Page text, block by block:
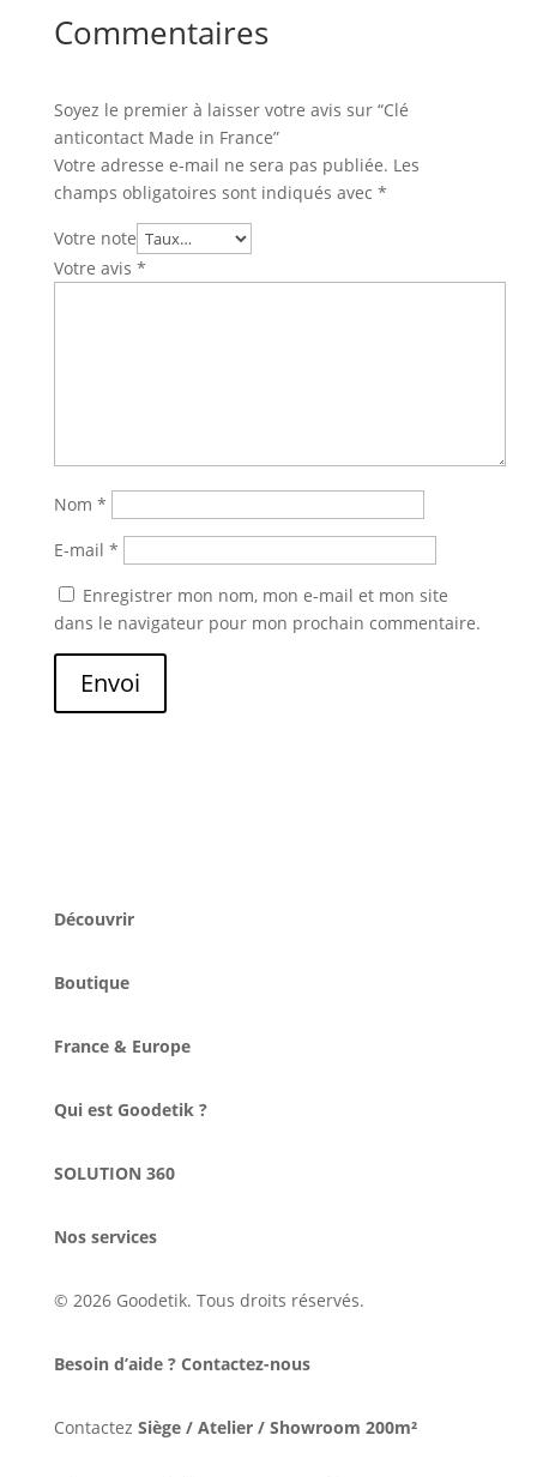
Commentaires
Soyez le premier à laisser votre avis sur “Clé
anticontact Made in France”
Votre adresse e-mail ne sera pas publiée. Les
champs obligatoires sont indiqués avec *
Votre note
Votre avis *
Nom *
E-mail *
Enregistrer mon nom, mon e-mail et mon site
dans le navigateur pour mon prochain commentaire.
Envoi
Découvrir
Boutique
France & Europe
Qui est Goodetik ?
SOLUTION 360
Nos services
© 2026 Goodetik. Tous droits réservés.
Besoin d’aide ? Contactez-nous
Contactez Siège / Atelier / Showroom 200m²